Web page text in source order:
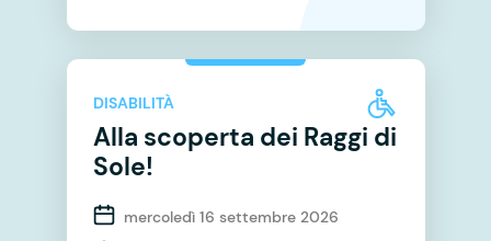
DISABILITÀ
Alla scoperta dei Raggi di
Sole!
mercoledì 16 settembre 2026